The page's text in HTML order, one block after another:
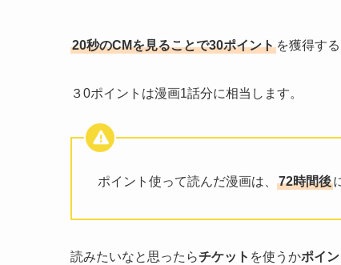
20秒のCMを見ることで30ポイント を獲得す
３0ポイントは漫画1話分に相当します。
ポイント使って読んだ漫画は、 72時間後
読みたいなと思ったらチケット を使うかポイン